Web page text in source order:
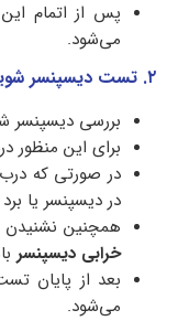
پس از اتمام
می‌شود.
۲. تست دیسپنسر شوینده
بررسی دیسپنسر
برای این منظور
در صورتی که درب
در دیسپنسر یا
همچنین
خرابی دیسپنسر
می‌شود.